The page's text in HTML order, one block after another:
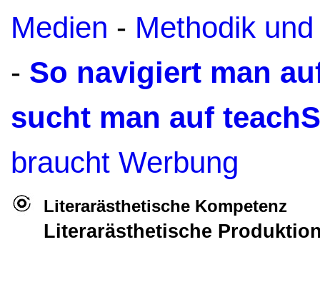
Medien - Methodik
- So navigiert man
sucht man auf
braucht Werbung
Literarästhetische Kompetenz
Literarästhetische